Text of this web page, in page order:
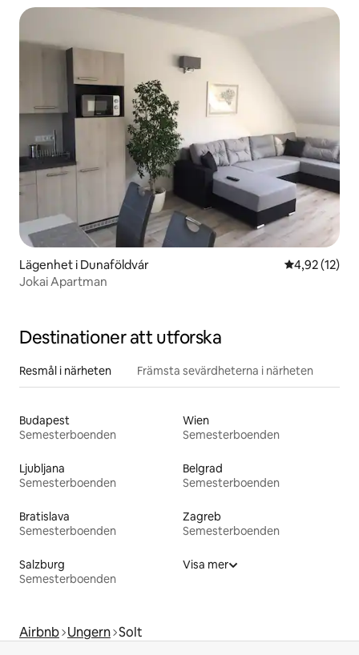
Lägenhet i Dunaföldvár 4,92 av 5 i
4,92 (12)
Jokai Apartman
Destinationer att utforska
Resmål i närheten Främsta sevärdheterna i närheten
Budapest
Semesterboenden
Wien
Semesterboenden
Ljubljana
Semesterboenden
Belgrad
Semesterboenden
Bratislava
Semesterboenden
Zagreb
Semesterboenden
Salzburg
Semesterboenden
Visa mer
Airbnb Ungern Solt